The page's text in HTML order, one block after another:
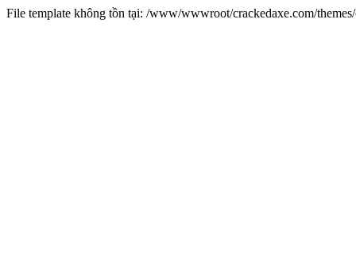
File template không tồn tại: /www/wwwroot/crackedaxe.com/